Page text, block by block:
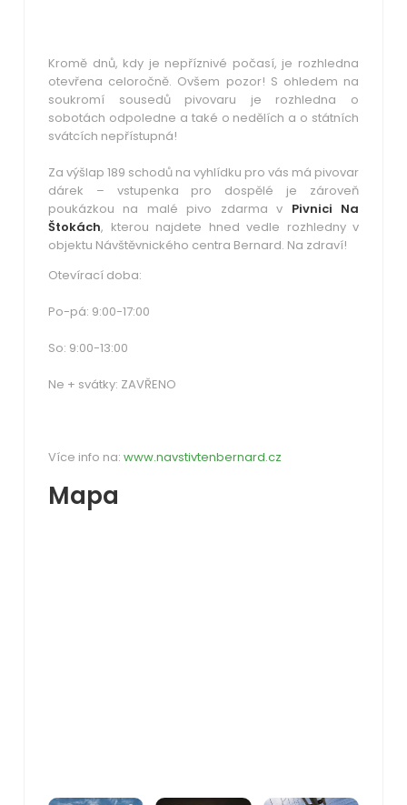
Kromě dnů, kdy je nepříznivé počasí, je rozhledna
otevřena celoročně. Ovšem pozor! S ohledem na
soukromí sousedů pivovaru je rozhledna o
sobotách odpoledne a také o nedělích a o státních
svátcích nepřístupná!
Za výšlap 189 schodů na vyhlídku pro vás má pivovar
dárek – vstupenka pro dospělé je zároveň
poukázkou na malé pivo zdarma v Pivnici Na
Štokách, kterou najdete hned vedle rozhledny v
objektu Návštěvnického centra Bernard. Na zdraví!
Otevírací doba:
Po-pá: 9:00-17:00
So: 9:00-13:00
Ne + svátky: ZAVŘENO
Více info na: www.navstivtenbernard.cz
Mapa